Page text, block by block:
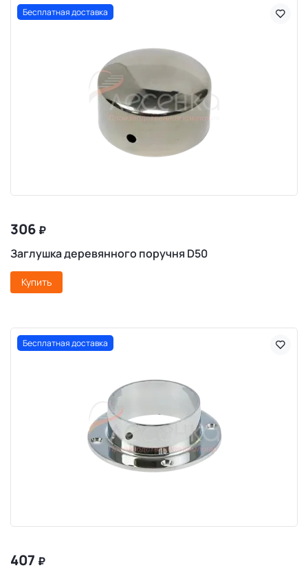
Бесплатная доставка
306 ₽
Заглушка деревянного поручня D50
Купить
Бесплатная доставка
407 ₽